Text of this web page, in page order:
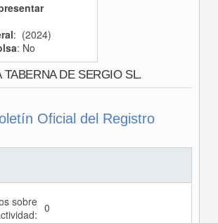
: (2024)
: No
TABERNA DE SERGIO SL.
Oficial del Registro
sobre 0